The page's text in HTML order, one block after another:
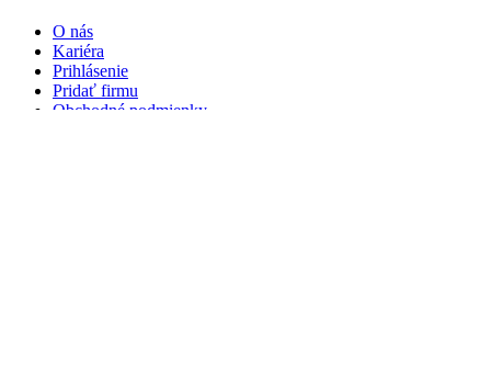
O nás
Kariéra
Prihlásenie
Pridať firmu
Obchodné podmienky